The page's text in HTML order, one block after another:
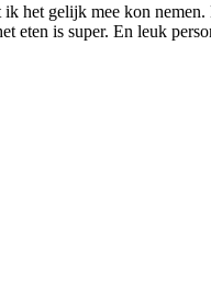
ik het gelijk mee kon
eten is super. En leuk